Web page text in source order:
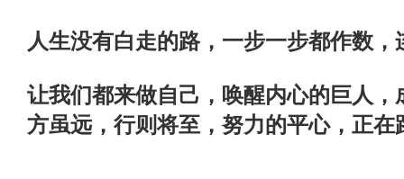
人生没有白走的路，一步一步都作数
让我们都来做自己，唤醒内心的巨人
方虽远，行则将至，努力的平心，正在